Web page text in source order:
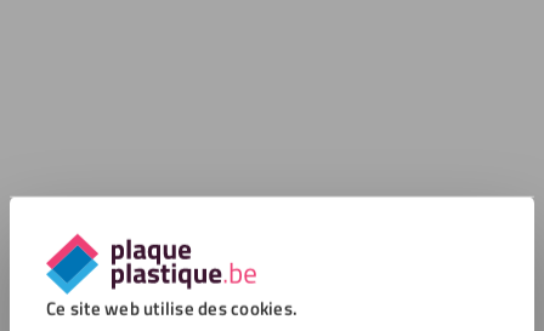
Ce site web utilise des cookies.